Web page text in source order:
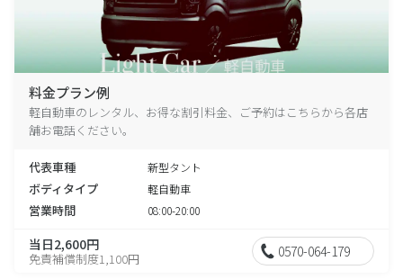
料金プラン例
軽自動車のレンタル、お得な割引料金、ご予約はこちらから各店
舗お電話ください。
代表車種 新型タント
ボディタイプ 軽自動車
営業時間 08:00-20:00
当日2,600円
免責補償制度1,100円 0570-064-179